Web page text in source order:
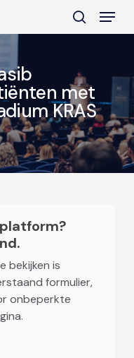
search
Menu
met
KRAS
bekijken is
formulier,
onbeperkte